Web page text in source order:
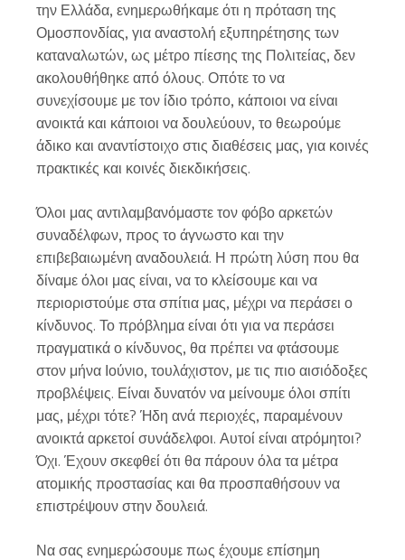
την Ελλάδα, ενημερωθήκαμε ότι η πρόταση της
Ομοσπονδίας, για αναστολή εξυπηρέτησης των
καταναλωτών, ως μέτρο πίεσης της Πολιτείας, δεν
ακολουθήθηκε από όλους. Οπότε το να
συνεχίσουμε με τον ίδιο τρόπο, κάποιοι να είναι
ανοικτά και κάποιοι να δουλεύουν, το θεωρούμε
άδικο και αναντίστοιχο στις διαθέσεις μας, για κοινές
πρακτικές και κοινές διεκδικήσεις.
Όλοι μας αντιλαμβανόμαστε τον φόβο αρκετών
συναδέλφων, προς το άγνωστο και την
επιβεβαιωμένη αναδουλειά. Η πρώτη λύση που θα
δίναμε όλοι μας είναι, να το κλείσουμε και να
περιοριστούμε στα σπίτια μας, μέχρι να περάσει ο
κίνδυνος. Το πρόβλημα είναι ότι για να περάσει
πραγματικά ο κίνδυνος, θα πρέπει να φτάσουμε
στον μήνα Ιούνιο, τουλάχιστον, με τις πιο αισιόδοξες
προβλέψεις. Είναι δυνατόν να μείνουμε όλοι σπίτι
μας, μέχρι τότε? Ήδη ανά περιοχές, παραμένουν
ανοικτά αρκετοί συνάδελφοι. Αυτοί είναι ατρόμητοι?
Όχι. Έχουν σκεφθεί ότι θα πάρουν όλα τα μέτρα
ατομικής προστασίας και θα προσπαθήσουν να
επιστρέψουν στην δουλειά.
Να σας ενημερώσουμε πως έχουμε επίσημη